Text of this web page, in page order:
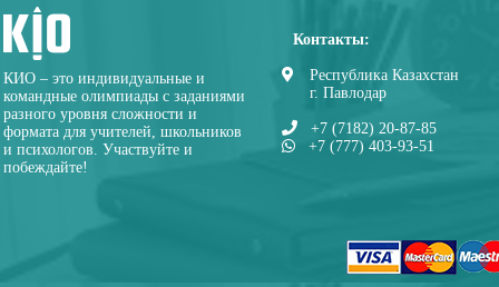
КИО – это индивидуальные и
командные олимпиады с заданиями
разного уровня сложности и
формата для учителей, школьников
и психологов. Участвуйте и
побеждайте!
Контакты:
Республика Казахстан
г. Павлодар
+7 (7182) 20-87-85
+7 (777) 403-93-51